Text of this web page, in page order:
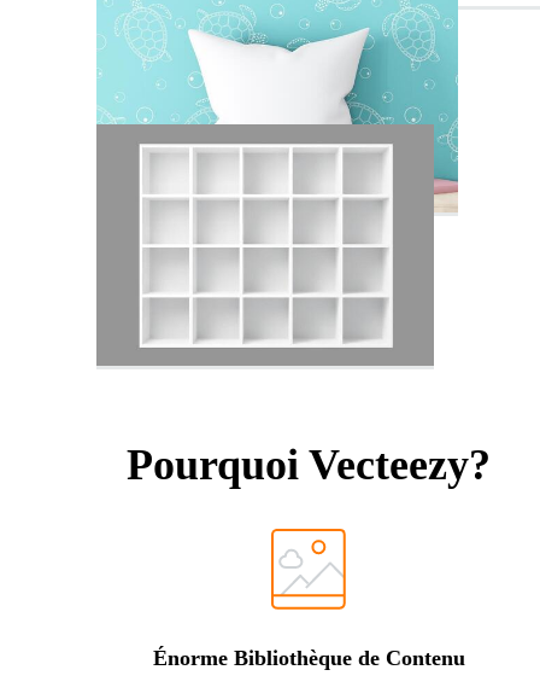
Pourquoi Vecteezy?
Énorme Bibliothèque de Contenu